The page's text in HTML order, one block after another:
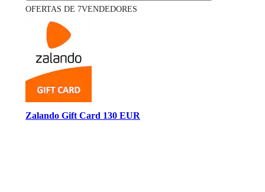
OFERTAS DE 7VENDEDORES
Zalando Gift Card 130 EUR